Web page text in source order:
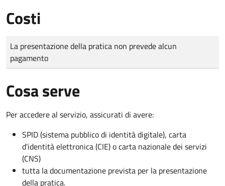
Costi
Tipo di pagamento
Importo
La presentazione della pratica non prevede alcun
pagamento
Cosa serve
Per accedere al servizio, assicurati di avere:
SPID (sistema pubblico di identità digitale), carta
d’identità elettronica (CIE) o carta nazionale dei servizi
(CNS)
tutta la documentazione prevista per la presentazione
della pratica.